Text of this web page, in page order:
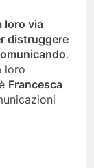
loro via
distruggere
.
loro
Francesca